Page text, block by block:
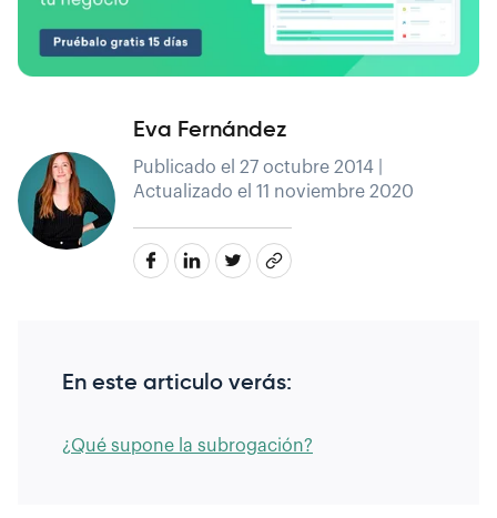
Eva Fernández
Publicado el 27 octubre 2014 |
Actualizado el 11 noviembre 2020
En este articulo verás:
¿Qué supone la subrogación?